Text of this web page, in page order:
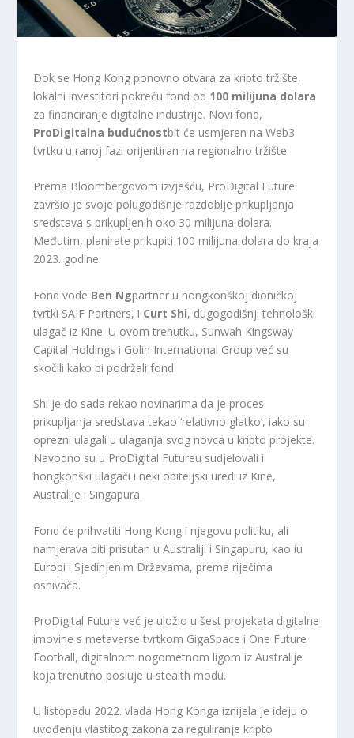
Dok se Hong Kong ponovno otvara za kripto tržište,
lokalni investitori pokreću fond od 100 milijuna dolara
za financiranje digitalne industrije. Novi fond,
ProDigitalna budućnostbit će usmjeren na Web3
tvrtku u ranoj fazi orijentiran na regionalno tržište.
Prema Bloombergovom izvješću, ProDigital Future
završio je svoje polugodišnje razdoblje prikupljanja
sredstava s prikupljenih oko 30 milijuna dolara.
Međutim, planirate prikupiti 100 milijuna dolara do kraja
2023. godine.
Fond vode Ben Ngpartner u hongkonškoj dioničkoj
tvrtki SAIF Partners, i Curt Shi, dugogodišnji tehnološki
ulagač iz Kine. U ovom trenutku, Sunwah Kingsway
Capital Holdings i Golin International Group već su
skočili kako bi podržali fond.
Shi je do sada rekao novinarima da je proces
prikupljanja sredstava tekao ‘relativno glatko’, iako su
oprezni ulagali u ulaganja svog novca u kripto projekte.
Navodno su u ProDigital Futureu sudjelovali i
hongkonški ulagači i neki obiteljski uredi iz Kine,
Australije i Singapura.
Fond će prihvatiti Hong Kong i njegovu politiku, ali
namjerava biti prisutan u Australiji i Singapuru, kao iu
Europi i Sjedinjenim Državama, prema riječima
osnivača.
ProDigital Future već je uložio u šest projekata digitalne
imovine s metaverse tvrtkom GigaSpace i One Future
Football, digitalnom nogometnom ligom iz Australije
koja trenutno posluje u stealth modu.
U listopadu 2022. vlada Hong Konga iznijela je ideju o
uvođenju vlastitog zakona za reguliranje kripto